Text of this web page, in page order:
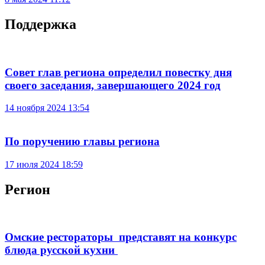
Поддержка
Совет глав региона определил повестку дня
своего заседания, завершающего 2024 год
14 ноября 2024 13:54
По поручению главы региона
17 июля 2024 18:59
Регион
Омские рестораторы представят на конкурс
блюда русской кухни